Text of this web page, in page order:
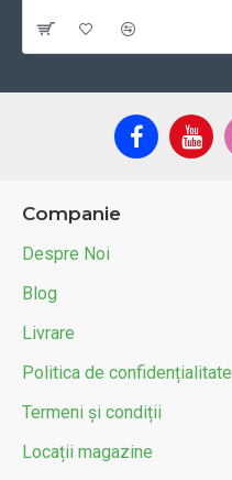
Companie
Despre Noi
Blog
Livrare
Politica de confidențialitate
Termeni și condiții
Locații magazine